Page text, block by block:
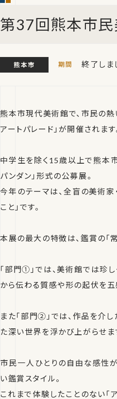
第37回熊本市民
熊本市 終了しま
熊本市現代美術館で、市民の
アートパレード」が開催されます
中学生を除く15歳以上で熊本
パンダン」形式の公募展。
今年のテーマは、全盲の美術家
こと」です。
本展の最大の特徴は、鑑賞の「
「部門①」では、美術館では珍
から伝わる質感や形の起伏を五
また「部門②」では、作品を介
た深い世界を浮かび上がらせま
市民一人ひとりの自由な感性
い鑑賞スタイル。
これまで体験したことのない「